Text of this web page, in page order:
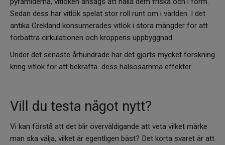
Sedan dess har vitlök spelat stor roll runt om i världen. I det
antika Grekland konsumerades vitlök i stora mängder för att
förbättra cirkulationen och kroppens uppbyggnad.
Under det senaste århundrade har det gjorts mycket forskning
kring vitlök för att bekräfta dess hälsosamma effekter.
Vill du testa något nytt?
Vi kan förstå att det blir överväldigande att veta vilket märke
man ska välja, vilket är egentligen bäst? Det korta svaret är att